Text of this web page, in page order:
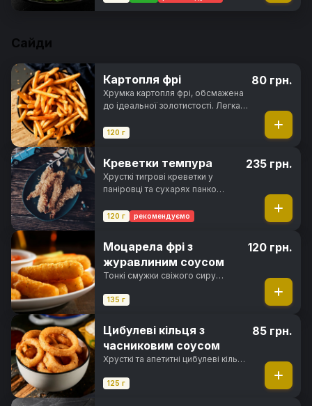
Сайди
Картопля фрі
Хрумка картопля фрі, обсмажена
до ідеальної золотистості. Легка,
120 г
80 грн.
Креветки темпура
Хрусткі тигрові креветки у
паніровці та сухарях панко
золотистої скоринки
120 г рекомендуємо
235 грн.
Моцарела фрі з
журавлиним соусом
Тонкі смужки свіжого сиру
панко до хрусткої скоринки з
всередині
135 г
120 грн.
Цибулеві кільця з
часниковим соусом
Хрусткі та апетитні цибулеві кільця
часниковим соусом
125 г
85 грн.